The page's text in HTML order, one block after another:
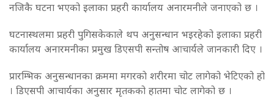
नजिकै घटना भएको इलाका प्रहरी कार्यालय अनारमनीले जनाएको छ ।
घटनास्थलमा प्रहरी पुगिसकेकाले थप अनुसन्धान भइरहेको इलाका प्रहरी
कार्यालय अनारमनीका प्रमुख डिएसपी सन्तोष आचार्यले जानकारी दिए ।
प्रारम्भिक अनुसन्धानका क्रममा मगरकाे शरीरमा चोट लागेको भेटिएको हो
। डिएसपी आचार्यका अनुसार मृतकको हातमा चोट लागेको छ ।